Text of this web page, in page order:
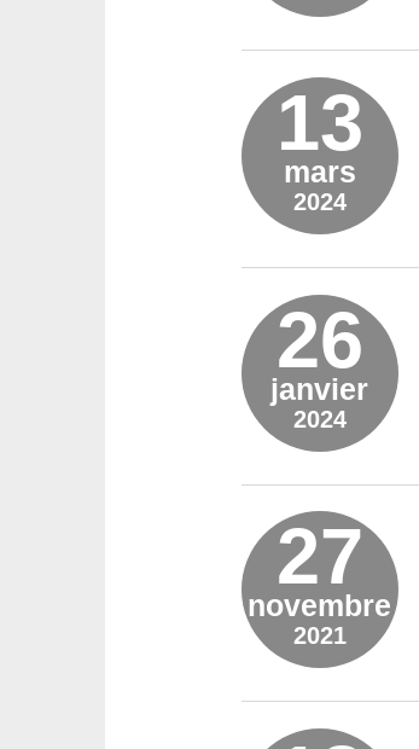
13
mars
2024
26
janvier
2024
27
novembre
2021